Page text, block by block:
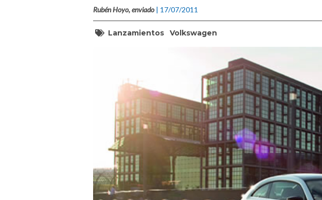
Rubén Hoyo, enviado | 17/07/2011
Lanzamientos Volkswagen